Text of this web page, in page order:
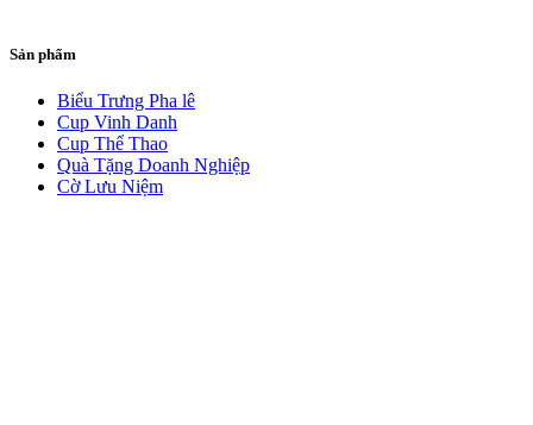
Sản phẩm
Biểu Trưng Pha lê
Cup Vinh Danh
Cup Thể Thao
Quà Tặng Doanh Nghiệp
Cờ Lưu Niệm